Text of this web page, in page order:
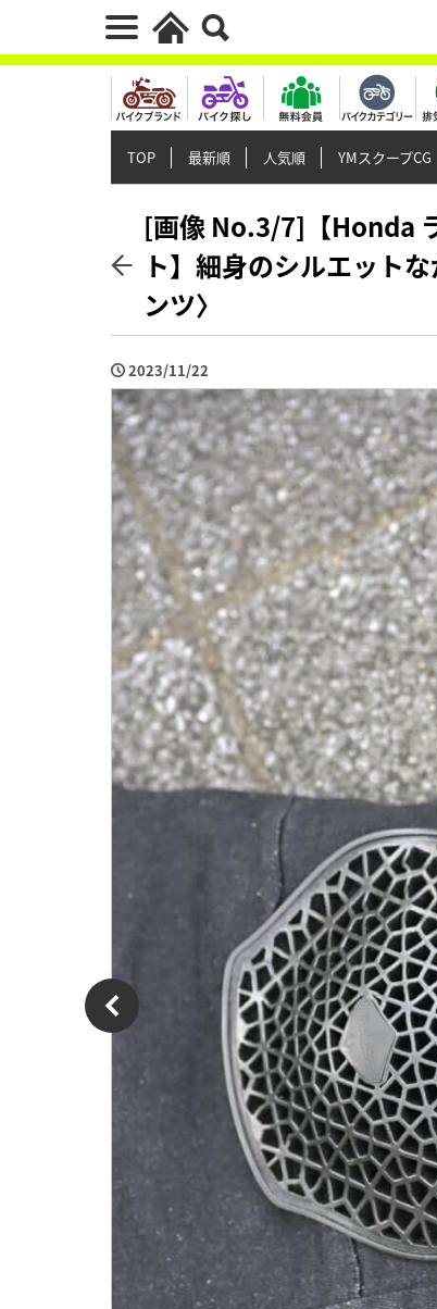
TOP 最新順 人気順 YMスクープCG
[画像 No.3/7]【Honda
ト】細身のシルエット
ンツ〉
2023/11/22